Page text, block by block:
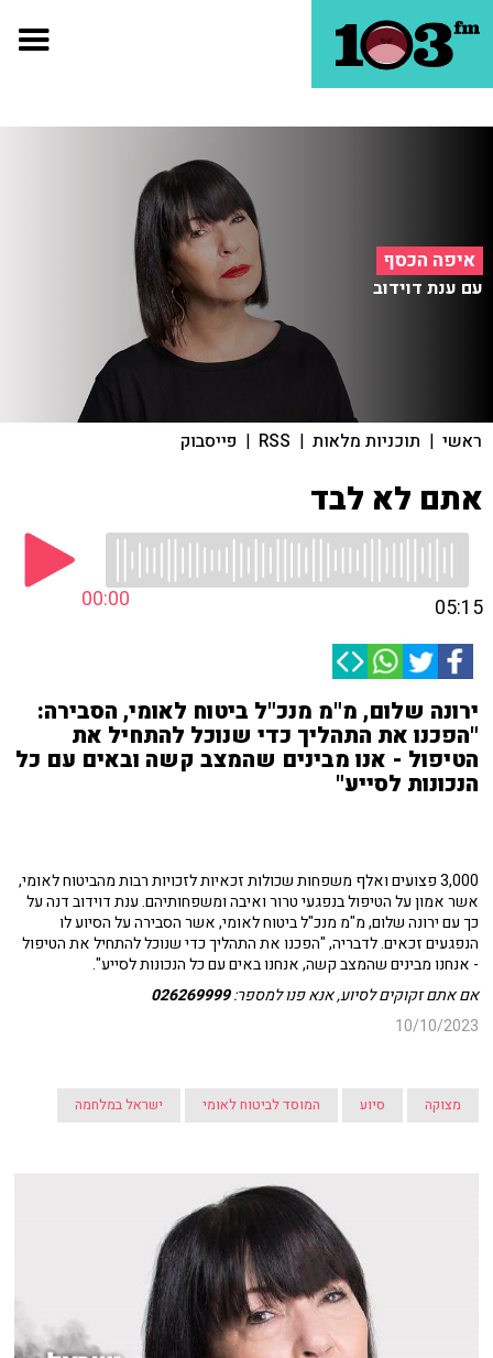
איפה הכסף
עם ענת דוידוב
ראשי | תוכניות מלאות |
RSS
| פייסבוק
אתם לא לבד
00:00 05:15
ירונה שלום, מ"מ מנכ"ל ביטוח לאומי, הסבירה:
"הפכנו את התהליך כדי שנוכל להתחיל את
הטיפול - אנו מבינים שהמצב קשה ובאים עם כל
הנכונות לסייע"
3,000 פצועים ואלף משפחות שכולות זכאיות לזכויות רבות מהביטוח לאומי,
אשר אמון על הטיפול בנפגעי טרור ואיבה ומשפחותיהם. ענת דוידוב דנה על
כך עם ירונה שלום, מ"מ מנכ"ל ביטוח לאומי, אשר הסבירה על הסיוע לו
הנפגעים זכאים. לדבריה, "הפכנו את התהליך כדי שנוכל להתחיל את הטיפול
- אנחנו מבינים שהמצב קשה, אנחנו באים עם כל הנכונות לסייע".
אם אתם זקוקים לסיוע, אנא פנו למספר:026269999
10/10/2023
מצוקה סיוע המוסד לביטוח לאומי ישראל במלחמה